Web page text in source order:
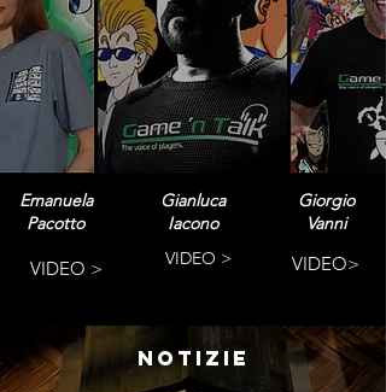
Emanuela
Pacotto
VIDEO >
Gianluca
Iacono
VIDEO >
Giorgio
Vanni
VIDEO>
NOTIZIE